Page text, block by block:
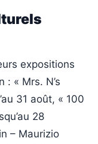
expositions
« Mrs. N’s
31 août, « 100
28
– Maurizio